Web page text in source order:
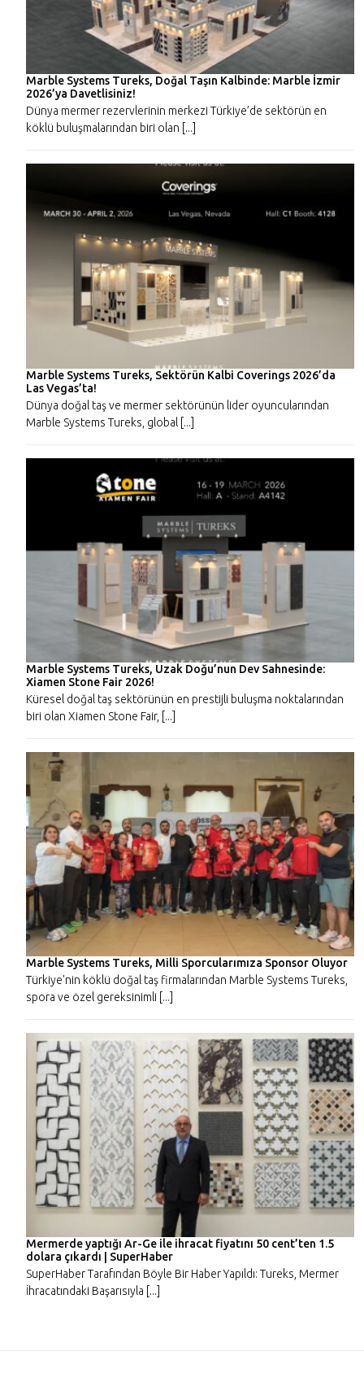
Marble Systems Tureks, Doğal Taşın Kalbinde: Marble İzmir
2026’ya Davetlisiniz!
Dünya mermer rezervlerinin merkezi Türkiye’de sektörün en
köklü buluşmalarından biri olan [...]
Marble Systems Tureks, Sektörün Kalbi Coverings 2026’da
Las Vegas’ta!
Dünya doğal taş ve mermer sektörünün lider oyuncularından
Marble Systems Tureks, global [...]
Marble Systems Tureks, Uzak Doğu’nun Dev Sahnesinde:
Xiamen Stone Fair 2026!
Küresel doğal taş sektörünün en prestijli buluşma noktalarından
biri olan Xiamen Stone Fair, [...]
Marble Systems Tureks, Milli Sporcularımıza Sponsor Oluyor
Türkiye'nin köklü doğal taş firmalarından Marble Systems Tureks,
spora ve özel gereksinimli [...]
Mermerde yaptığı Ar-Ge ile ihracat fiyatını 50 cent’ten 1.5
dolara çıkardı | SuperHaber
SuperHaber Tarafından Böyle Bir Haber Yapıldı: Tureks, Mermer
İhracatındaki Başarısıyla [...]